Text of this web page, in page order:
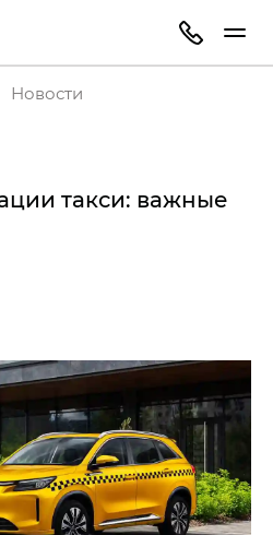
Новости
такси: важные